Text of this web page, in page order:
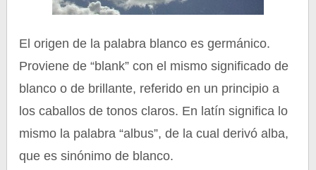
El origen de la palabra blanco es germánico.
Proviene de “blank” con el mismo significado de
blanco o de brillante, referido en un principio a
los caballos de tonos claros. En latín significa lo
mismo la palabra “albus”, de la cual derivó alba,
que es sinónimo de blanco.